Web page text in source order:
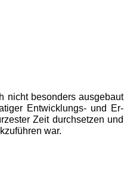
nicht besonders ausge­baut
Entwicklungs- und Er­
Zeit durchsetzen und
war.